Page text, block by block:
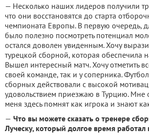
— Несколько наших лидеров получили
что они восстановятся до старта
чемпионата Европы. В первую очередь,
было полезно посмотреть потенциал
остался доволен увиденным. Хочу
турецкой сборной, которая обеспечила
Вышел интересный матч. Хочу отметить
своей команде, так и у соперника.
сборных действовали с высокой
удовольствием приезжаю в Турцию. Мне
меня здесь помнят как игрока и знают
— Что вы можете сказать о тренере
Луческу, который долгое время работал